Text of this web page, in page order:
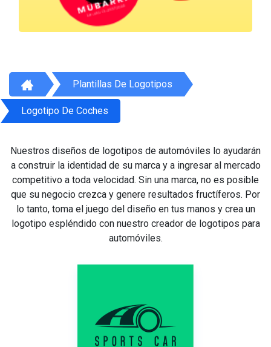
Plantillas De Logotipos
Logotipo De Coches
Nuestros diseños de logotipos de automóviles lo ayudarán
a construir la identidad de su marca y a ingresar al mercado
competitivo a toda velocidad. Sin una marca, no es posible
que su negocio crezca y genere resultados fructíferos. Por
lo tanto, toma el juego del diseño en tus manos y crea un
logotipo espléndido con nuestro creador de logotipos para
automóviles.